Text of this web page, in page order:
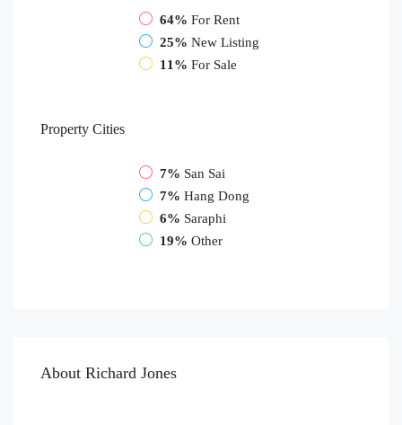
64% For Rent
25% New Listing
11% For Sale
Property Cities
7% San Sai
7% Hang Dong
6% Saraphi
19% Other
About Richard Jones